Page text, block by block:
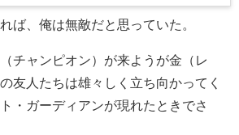
ば、俺は無敵だと思っていた。
チャンピオン）が来ようが金（レ
友人たちは雄々しく立ち向かってく
・ガーディアンが現れたときでさ